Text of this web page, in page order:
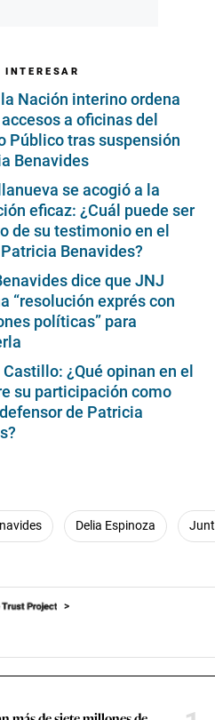
INTERESAR
Nación interino ordena
a oficinas del
Público tras suspensión
Benavides
se acogió a la
eficaz: ¿Cuál puede ser
de su testimonio en el
Benavides?
dice que JNJ
“resolución exprés con
políticas” para
¿Qué opinan en el
su participación como
de Patricia
Delia Espinoza